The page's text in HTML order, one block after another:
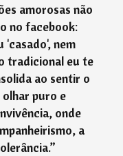
amorosas não
no facebook:
'casado', nem
tradicional eu te
ao sentir o
puro e
onde
a
”